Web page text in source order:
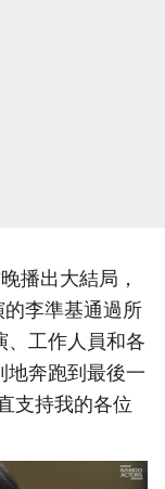
播出大結局，
的李準基通過所
、工作人員和各
地奔跑到最後一
支持我的各位